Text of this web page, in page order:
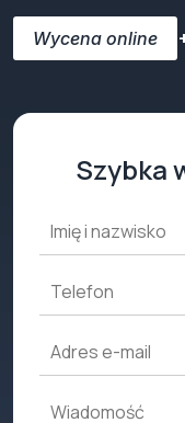
Wycena online
Szybka